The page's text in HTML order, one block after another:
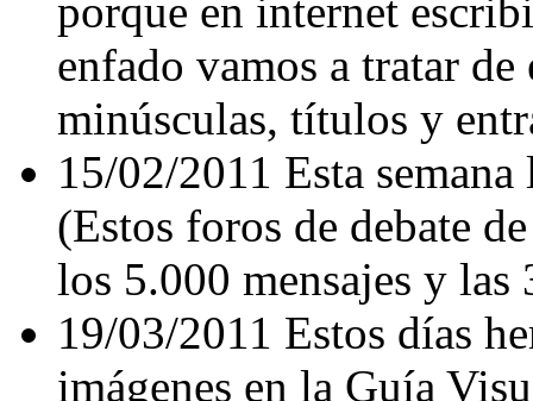
porque en internet
enfado vamos a tratar
minúsculas, títulos y
15/02/2011 Esta
(Estos foros de debate
los 5.000 mensajes y las
19/03/2011 Estos días
imágenes en la Guía